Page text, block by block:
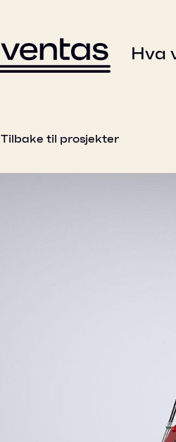
Hva
Tilbake til prosjekter